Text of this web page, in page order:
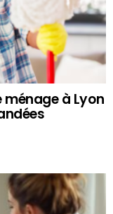
ménage à Lyon